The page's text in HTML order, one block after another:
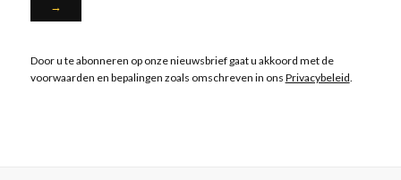
Door u te abonneren op onze nieuwsbrief gaat u akkoord met de
voorwaarden en bepalingen zoals omschreven in ons Privacybeleid